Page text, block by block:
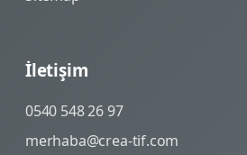
İletişim
0540 548 26 97
merhaba@crea-tif.com